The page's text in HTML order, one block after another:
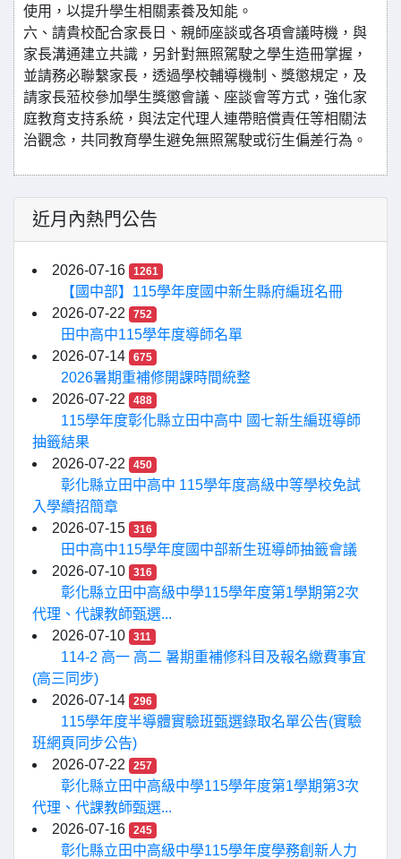
使用，以提升學生相關素養及知能。
六、請貴校配合家長日、親師座談或各項會議時機，與
家長溝通建立共識，另針對無照駕駛之學生造冊掌握，
並請務必聯繫家長，透過學校輔導機制、獎懲規定，及
請家長蒞校參加學生獎懲會議、座談會等方式，強化家
庭教育支持系統，與法定代理人連帶賠償責任等相關法
治觀念，共同教育學生避免無照駕駛或衍生偏差行為。
近月內熱門公告
2026-07-16 1261
【國中部】115學年度國中新生縣府編班名冊
2026-07-22
752
田中高中115學年度導師名單
2026-07-14
675
2026暑期重補修開課時間統整
2026-07-22
488
115學年度彰化縣立田中高中 國七新生編班導師
抽籤結果
2026-07-22
450
彰化縣立田中高中 115學年度高級中等學校免試
入學續招簡章
2026-07-15
316
田中高中115學年度國中部新生班導師抽籤會議
2026-07-10
316
彰化縣立田中高級中學115學年度第1學期第2次
代理、代課教師甄選...
2026-07-10
311
114-2 高一 高二 暑期重補修科目及報名繳費事宜
(高三同步)
2026-07-14
296
115學年度半導體實驗班甄選錄取名單公告(實驗
班網頁同步公告)
2026-07-22
257
彰化縣立田中高級中學115學年度第1學期第3次
代理、代課教師甄選...
2026-07-16
245
彰化縣立田中高級中學115學年度學務創新人力